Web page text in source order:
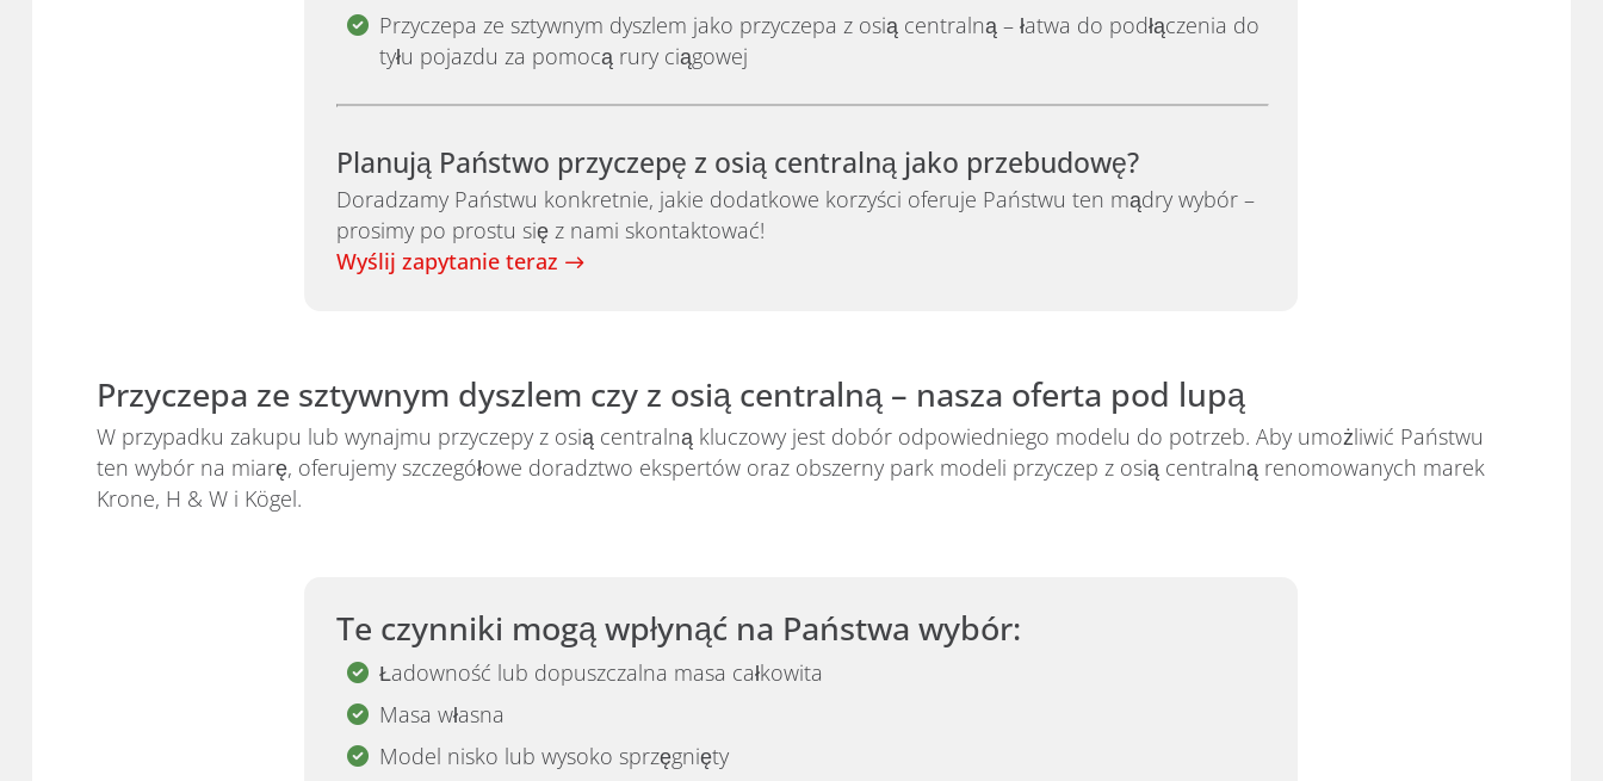
Przyczepa ze sztywnym dyszlem jako przyczepa z osią centralną – łatwa do podłączenia do
tyłu pojazdu za pomocą rury ciągowej
Planują Państwo przyczepę z osią centralną jako przebudowę?
Doradzamy Państwu konkretnie, jakie dodatkowe korzyści oferuje Państwu ten mądry wybór –
prosimy po prostu się z nami skontaktować!
Wyślij zapytanie teraz
Przyczepa ze sztywnym dyszlem czy z osią centralną – nasza oferta pod lupą
W przypadku zakupu lub wynajmu przyczepy z osią centralną kluczowy jest dobór odpowiedniego modelu do potrzeb. Aby umożliwić Państwu
ten wybór na miarę, oferujemy szczegółowe doradztwo ekspertów oraz obszerny park modeli przyczep z osią centralną renomowanych marek
Krone, H & W i Kögel.
Te czynniki mogą wpłynąć na Państwa wybór:
Ładowność lub dopuszczalna masa całkowita
Masa własna
Model nisko lub wysoko sprzęgnięty